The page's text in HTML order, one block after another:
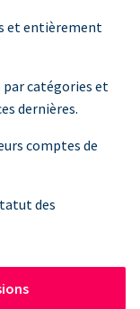
et entièrement
catégories et
dernières.
comptes de
des